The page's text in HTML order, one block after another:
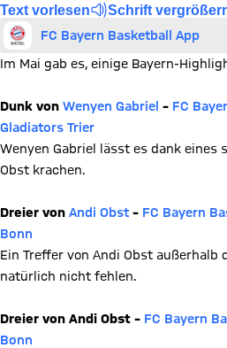
Text vorlesen Schrift
FC Bayern Basketball App
Im Mai gab es, einige Bayern-
Dunk von Wenyen Gabriel – FC
Gladiators Trier
Wenyen Gabriel lässt es dank eines
Obst krachen.
Dreier von Andi Obst – FC Bayern
Bonn
Ein Treffer von Andi Obst außerhalb
natürlich nicht fehlen.
Dreier von Andi Obst – FC Bayern
Bonn